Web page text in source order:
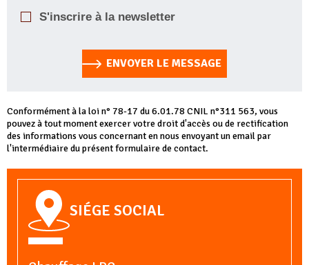
S'inscrire à la newsletter
ENVOYER LE MESSAGE
Conformément à la loi n° 78-17 du 6.01.78 CNIL n°311 563, vous
pouvez à tout moment exercer votre droit d'accès ou de rectification
des informations vous concernant en nous envoyant un email par
l'intermédiaire du présent formulaire de contact.
SIÉGE SOCIAL